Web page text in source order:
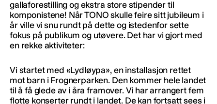
gallaforestilling og ekstra store stipender til
komponistene! Når TONO skulle feire sitt jubileum i
år ville vi snu rundt på dette og istedenfor sette
fokus på publikum og utøvere. Det har vi gjort med
en rekke aktiviteter:
Vi startet med «Lydløypa», en installasjon rettet
mot barn i Frognerparken. Den kommer hele landet
til å få glede av i åra framover. Vi har arrangert fem
flotte konserter rundt i landet. De kan fortsatt sees i